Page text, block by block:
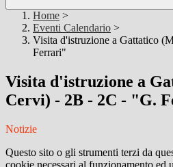
Home >
Eventi Calendario >
Visita d'istruzione a Gattatico
Ferrari"
Visita d'istruzione a
Cervi) - 2B - 2C - "G.
Notizie
Questo sito o gli strumenti terzi da